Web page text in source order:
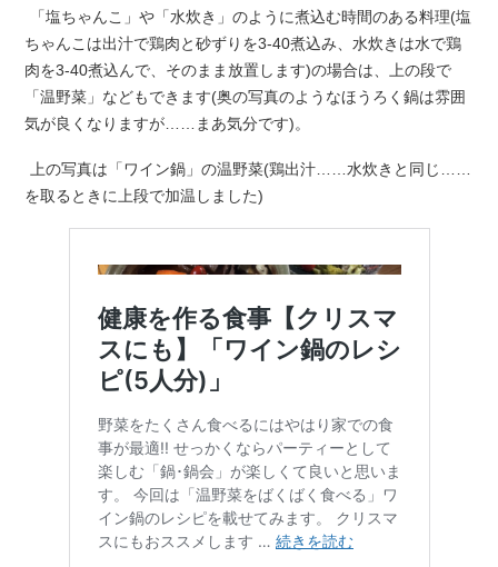
「塩ちゃんこ」や「水炊き」のように煮込む時間のある料理(塩
ちゃんこは出汁で鶏肉と砂ずりを3‐40煮込み、水炊きは水で鶏
肉を3‐40煮込んで、そのまま放置します)の場合は、上の段で
「温野菜」などもできます(奥の写真のようなほうろく鍋は雰囲
気が良くなりますが……まあ気分です)。
上の写真は「ワイン鍋」の温野菜(鶏出汁……水炊きと同じ……
を取るときに上段で加温しました)